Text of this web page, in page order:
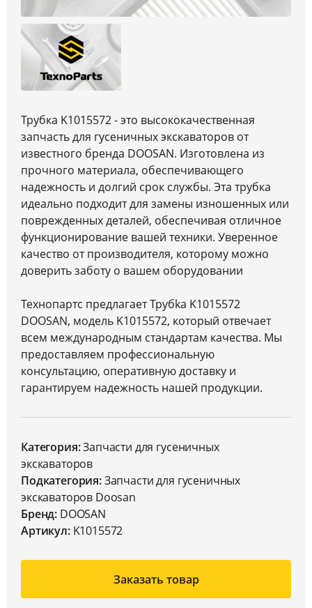
Трубка K1015572 - это высококачественная
запчасть для гусеничных экскаваторов от
известного бренда DOOSAN. Изготовлена из
прочного материала, обеспечивающего
надежность и долгий срок службы. Эта трубка
идеально подходит для замены изношенных или
поврежденных деталей, обеспечивая отличное
функционирование вашей техники. Уверенное
качество от производителя, которому можно
доверить заботу о вашем оборудовании
Технопартс предлагает Трубkа K1015572
DOOSAN, модель K1015572, который отвечает
всем международным стандартам качества. Мы
предоставляем профессиональную
консультацию, оперативную доставку и
гарантируем надежность нашей продукции.
Категория:Запчасти для гусеничных
экскаваторов
Подкатегория:Запчасти для гусеничных
экскаваторов Doosan
Бренд: DOOSAN
Артикул:K1015572
Заказать товар